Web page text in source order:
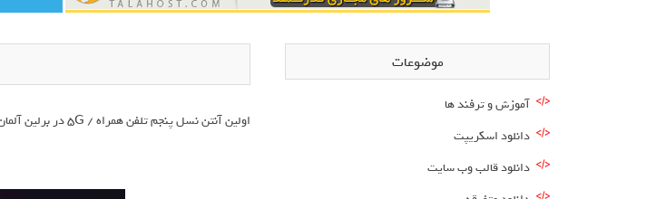
اولین آنتن نسل پنجم تلفن همراه / 5G در برلین آلمان شروع به کار کرد.
موضوعات
آموزش و ترفند ها
دانلود اسکریپت
دانلود قالب وب سایت